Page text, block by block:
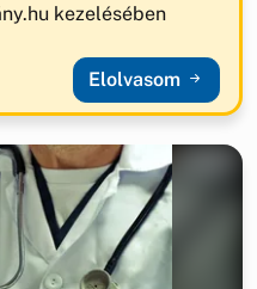
kezelésében
Elolvasom